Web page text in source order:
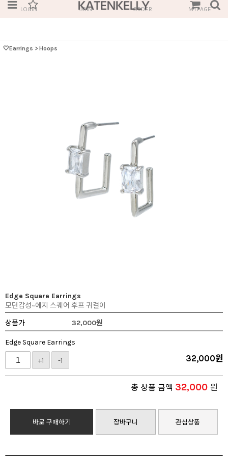
LOGIN JOIN ORDER MYPAGE
🤍Earrings > Hoops
Edge Square Earrings
모던감성~에지 스퀘어 후프 귀걸이
상품가
32,000원
Edge Square Earrings
+1 -1 32,000원
총 상품 금액 32,000 원
바로 구매하기 장바구니 관심상품